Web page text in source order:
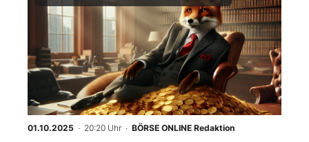
01.10.2025 · 20:20 Uhr · BÖRSE ONLINE Redaktion